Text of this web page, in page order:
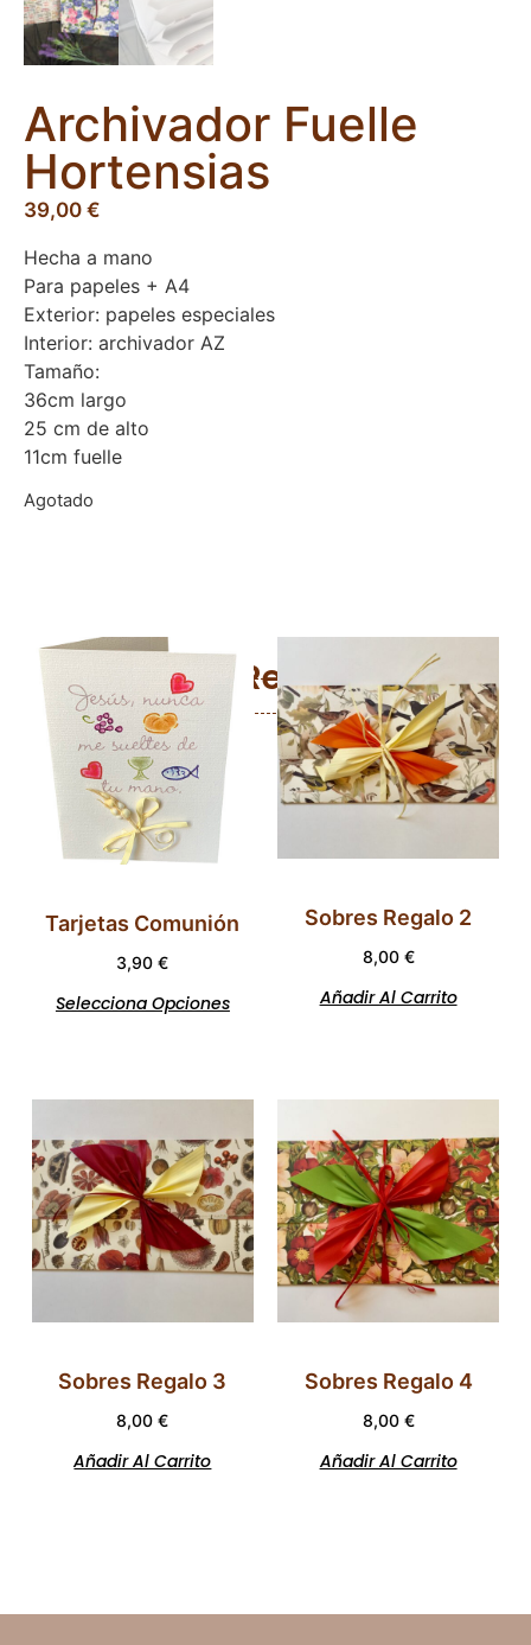
Archivador Fuelle
Hortensias
39,00 €
Hecha a mano
Para papeles + A4
Exterior: papeles especiales
Interior: archivador AZ
Tamaño:
36cm largo
25 cm de alto
11cm fuelle
Agotado
Productos Relacionados
Tarjetas Comunión
3,90€
Selecciona Opciones
Sobres Regalo 2
8,00 €
Añadir Al Carrito
Sobres Regalo 3
8,00€
Añadir Al Carrito
Sobres Regalo 4
8,00 €
Añadir Al Carrito